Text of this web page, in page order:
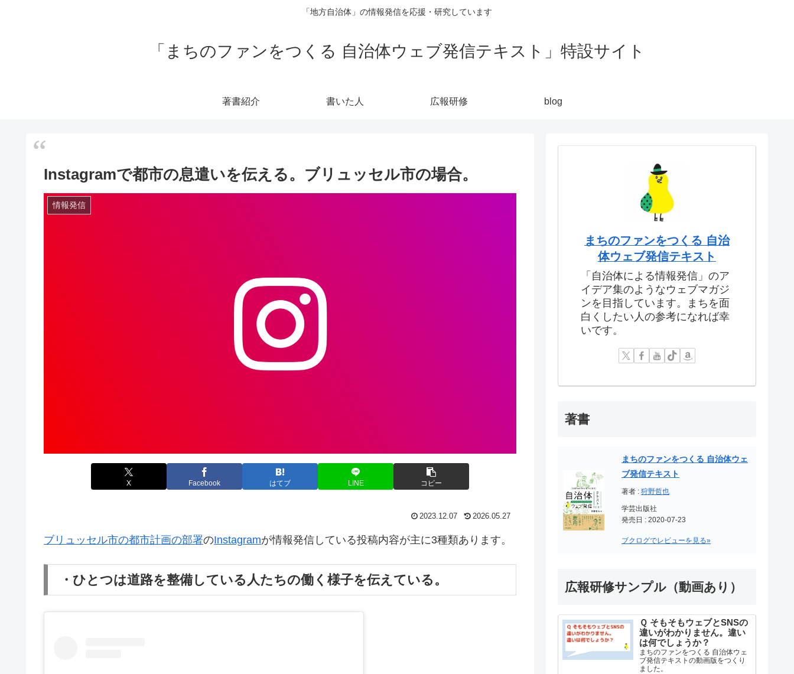
「地方自治体」の情報発信を応援・研究しています
「まちのファンをつくる 自治体ウェブ発信テキスト」特設サイト
著書紹介 書いた人 広報研修 blog
Instagramで都市の息遣いを伝える。ブリュッセル市の場合。
情報発信
X Facebook はてブ LINE コピー
2023.12.07 2026.05.27
ブリュッセル市の都市計画の部署のInstagramが情報発信している投稿内容が主に3種類あります。
・ひとつは道路を整備している人たちの働く様子を伝えている。
まちのファンをつくる 自治
体ウェブ発信テキスト
「自治体による情報発信」のア
イデア集のようなウェブマガジ
ンを目指しています。まちを面
白くしたい人の参考になれば幸
いです。
著書
まちのファンをつくる 自治体ウェ
ブ発信テキスト
著者 : 狩野哲也
学芸出版社
発売日 : 2020-07-23
ブクログでレビューを見る»
広報研修サンプル（動画あり）
Ｑ そもそもウェブとSNSの
違いがわかりません。違い
は何でしょうか？
まちのファンをつくる 自治体ウェ
ブ発信テキストの動画版をつくり
ました。